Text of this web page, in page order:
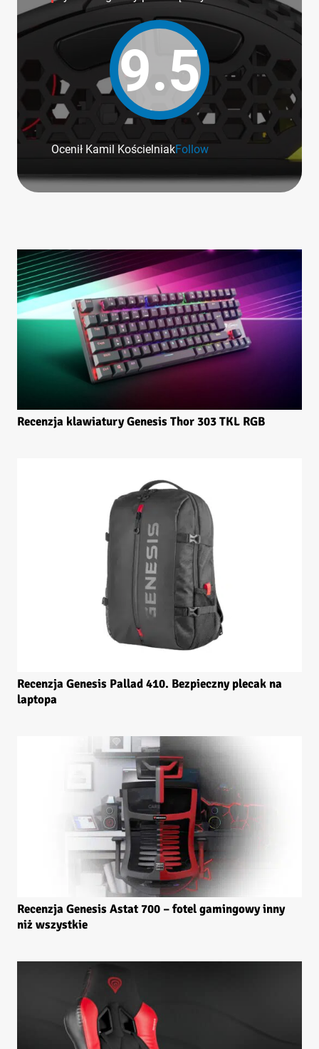
9.5
Ocenił Kamil KościelniakFollow
Recenzja klawiatury Genesis Thor 303 TKL RGB
Recenzja Genesis Pallad 410. Bezpieczny plecak na
laptopa
Recenzja Genesis Astat 700 – fotel gamingowy inny
niż wszystkie